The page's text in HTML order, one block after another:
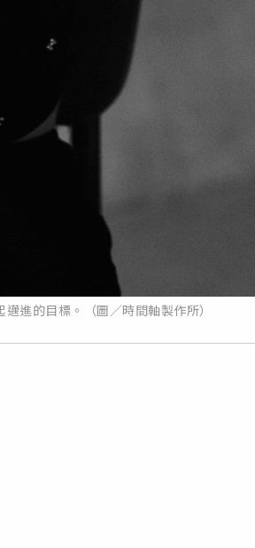
進的目標。（圖／時間軸製作所）